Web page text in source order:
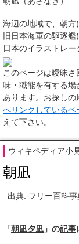
海辺の地域で、朝方
旧日本海軍の駆逐
日本のイラストレー
このページは曖昧さ
味・職能を有する
あります。お探しの
へリンクしているペ
えて下さい。
ウィキペディア小
朝凪
出典: フリー百科
「朝凪夕凪 」の記事